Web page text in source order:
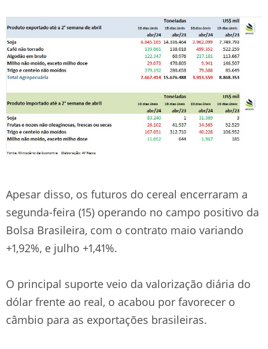
Apesar disso, os futuros do cereal encerraram a
segunda-feira (15) operando no campo positivo da
Bolsa Brasileira, com o contrato maio variando
+1,92%, e julho +1,41%.
O principal suporte veio da valorização diária do
dólar frente ao real, o acabou por favorecer o
câmbio para as exportações brasileiras.